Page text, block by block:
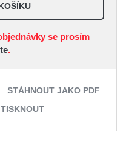
se prosím
.
STÁHNOUT JAKO PDF
TISKNOUT